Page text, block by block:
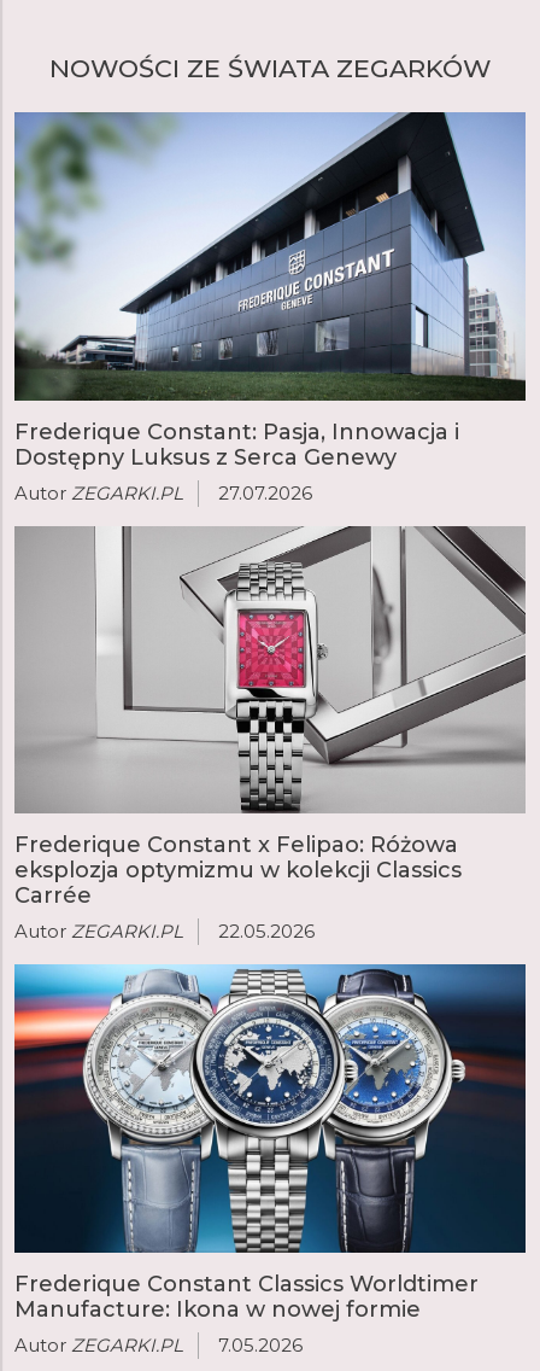
NOWOŚCI ZE ŚWIATA ZEGARKÓW
Frederique Constant: Pasja, Innowacja i
Dostępny Luksus z Serca Genewy
Autor ZEGARKI.PL 27.07.2026
Frederique Constant x Felipao: Różowa
eksplozja optymizmu w kolekcji Classics
Carrée
Autor ZEGARKI.PL 22.05.2026
Frederique Constant Classics Worldtimer
Manufacture: Ikona w nowej formie
Autor ZEGARKI.PL 7.05.2026